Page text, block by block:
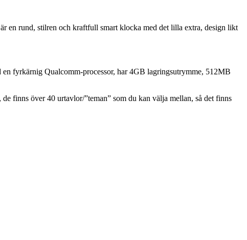
är en rund, stilren och kraftfull smart klocka med det lilla extra, design likt
en fyrkärnig Qualcomm-processor, har 4GB lagringsutrymme, 512MB
finns över 40 urtavlor/”teman” som du kan välja mellan, så det finns